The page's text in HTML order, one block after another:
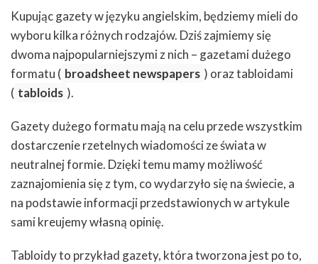
Kupując gazety w języku angielskim, będziemy mieli do
wyboru kilka różnych rodzajów. Dziś zajmiemy się
dwoma najpopularniejszymi z nich – gazetami dużego
formatu ( broadsheet newspapers ) oraz tabloidami
( tabloids ).
Gazety dużego formatu mają na celu przede wszystkim
dostarczenie rzetelnych wiadomości ze świata w
neutralnej formie. Dzięki temu mamy możliwość
zaznajomienia się z tym, co wydarzyło się na świecie, a
na podstawie informacji przedstawionych w artykule
sami kreujemy własną opinię.
Tabloidy to przykład gazety, która tworzona jest po to,